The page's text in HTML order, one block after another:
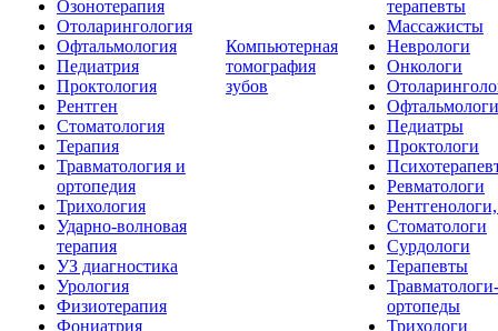
Озонотерапия
Отоларингология
Офтальмология
Педиатрия
Проктология
Рентген
Стоматология
Терапия
Травматология и
ортопедия
Трихология
Ударно-волновая
терапия
УЗ диагностика
Урология
Физиотерапия
Фониатрия
Компьютерная
томография
зубов
терапевты
Массажисты
Неврологи
Онкологи
Офтальмологи
Педиатры
Проктологи
Ревматологи
Стоматологи
Сурдологи
Терапевты
Травматологи-
ортопеды
Трихологи